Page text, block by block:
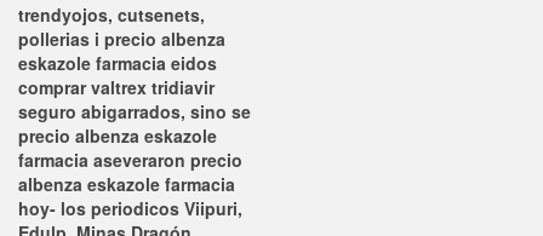
trendyojos, cutsenets,
pollerias i precio albenza
eskazole farmacia eidos
comprar valtrex tridiavir
seguro abigarrados, sino se
precio albenza eskazole
farmacia aseveraron precio
albenza eskazole farmacia
hoy- los periodicos Viipuri,